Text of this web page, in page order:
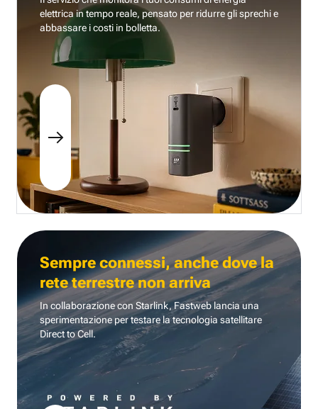
elettrica in tempo reale, pensato per ridurre gli sprechi e
abbassare i costi in bolletta.
Sempre connessi, anche dove la
rete terrestre non arriva
In collaborazione con Starlink, Fastweb lancia una
sperimentazione per testare la tecnologia satellitare
Direct to Cell.